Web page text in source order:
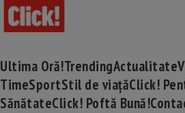
Ultima Oră!TrendingActualitate
TimeSportStil de viațăClick!
SănătateClick! Poftă Bună!